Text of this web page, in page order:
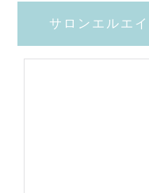
サロンエルエ